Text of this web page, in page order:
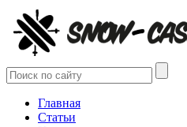
Главная
Статьи